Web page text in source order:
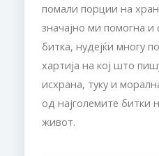
помали порции на
значајно ми помогна и
битка, нудејќи многу
хартија на кој што
исхрана, туку и
од најголемите битки
живот.